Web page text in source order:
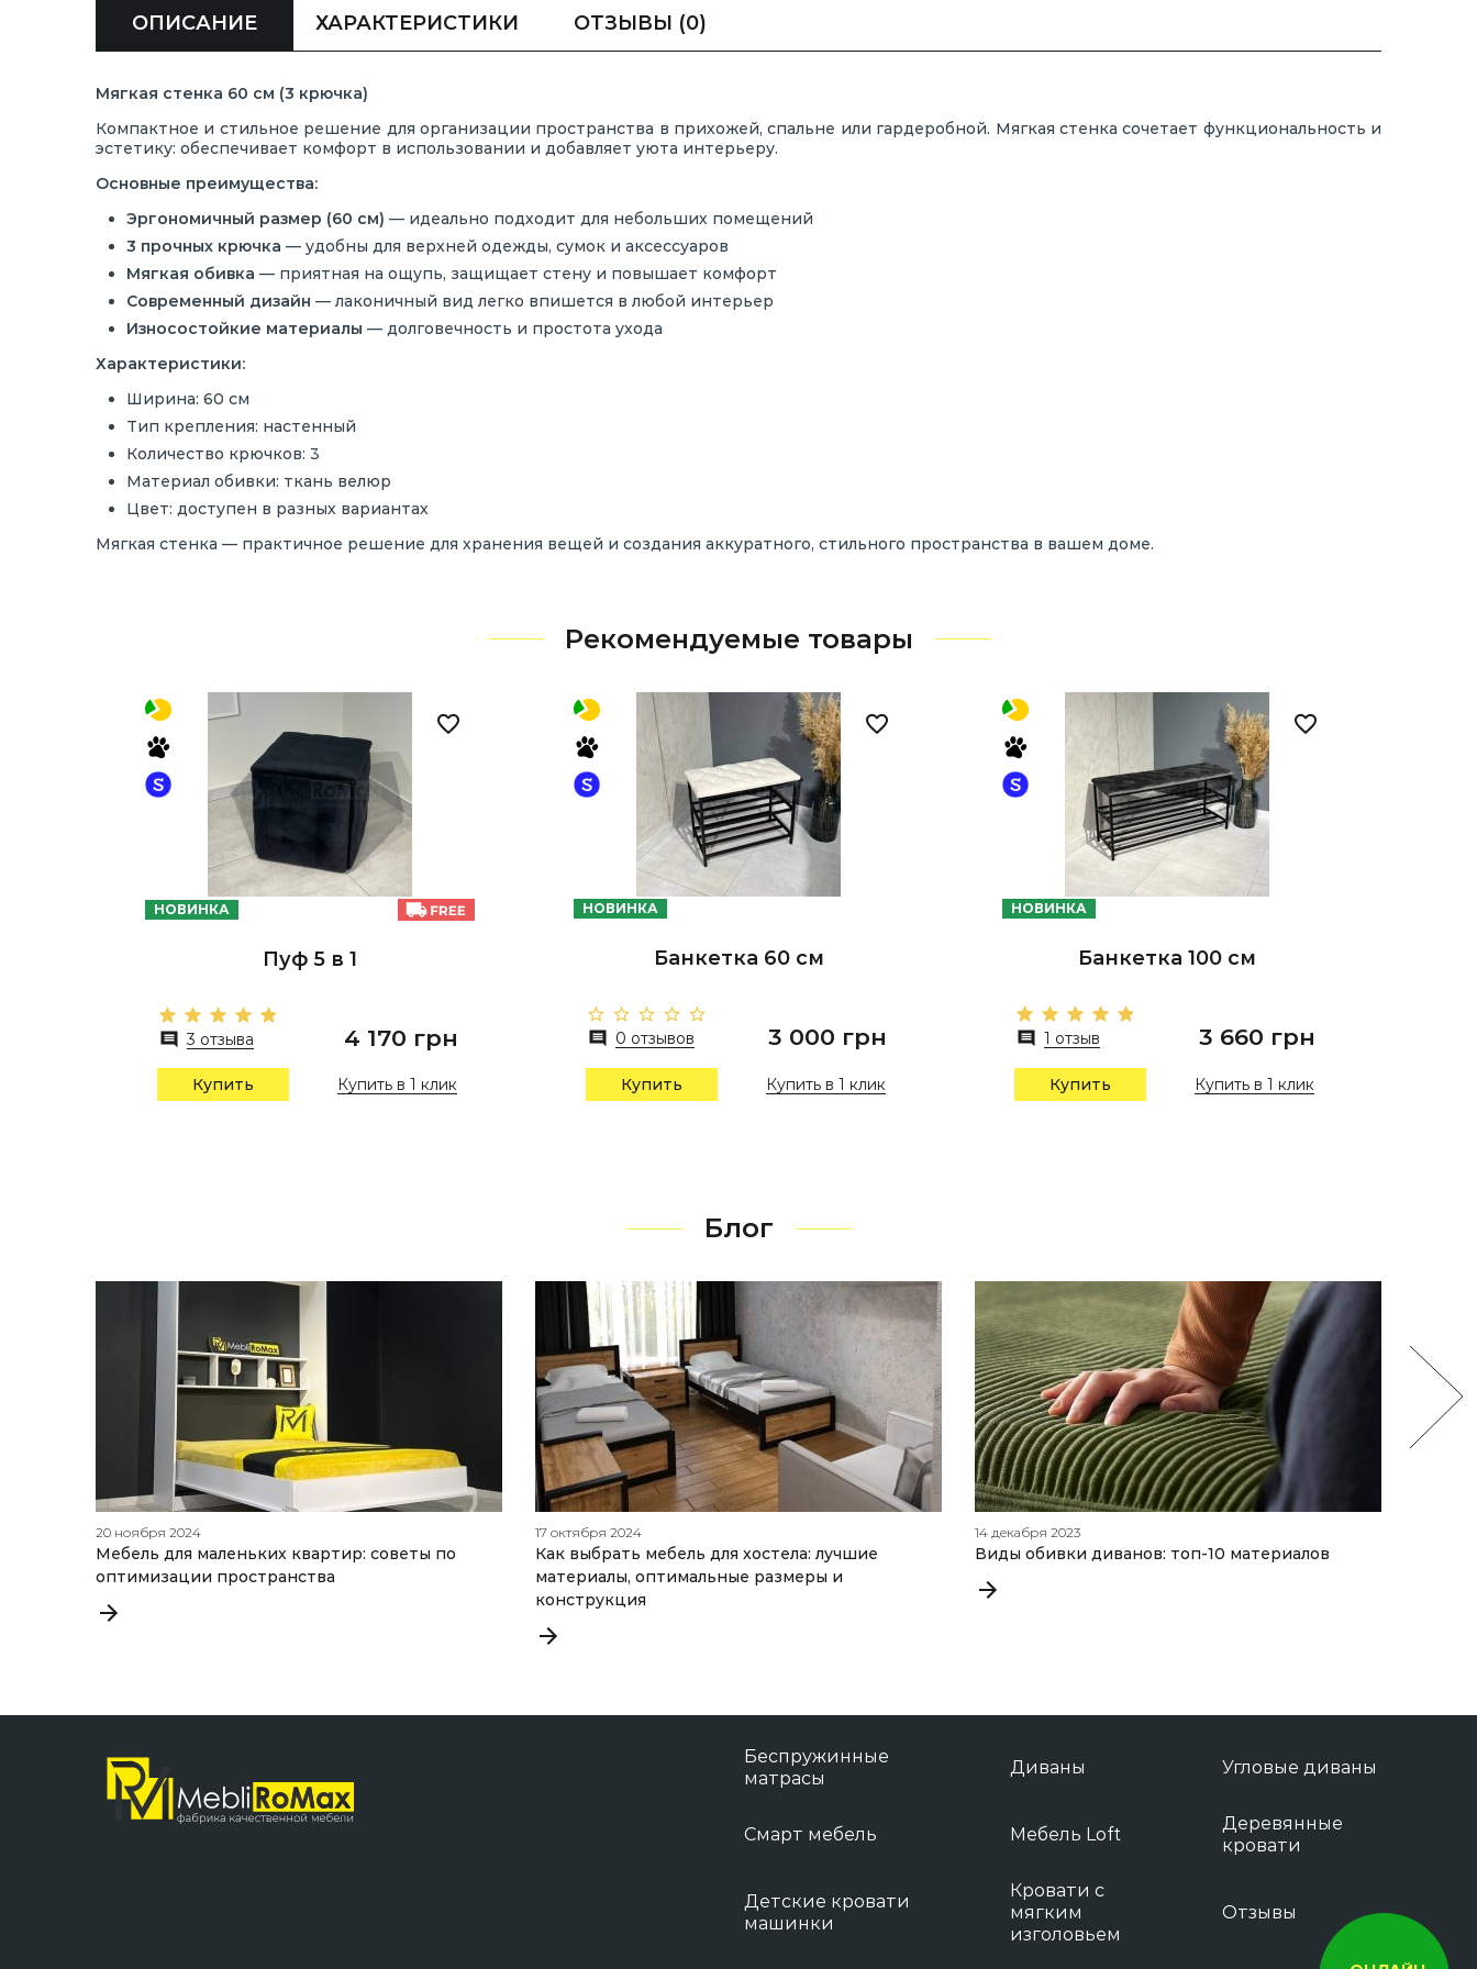
ОПИСАНИЕ ХАРАКТЕРИСТИКИ ОТЗЫВЫ (0)
Мягкая стенка 60 см (3 крючка)
Компактное и стильное решение для организации пространства в прихожей,спальне или гардеробной. Мягкая стенкасочетает функциональность и
эстетику: обеспечивает комфорт в использовании и добавляет уюта интерьеру.
Основные преимущества:
Эргономичный размер (60 см) — идеально подходит для небольших помещений
3 прочных крючка — удобны для верхней одежды, сумок и аксессуаров
Мягкая обивка — приятная на ощупь, защищает стену и повышает комфорт
Современный дизайн — лаконичный вид легко впишется в любой интерьер
Износостойкие материалы — долговечность и простота ухода
Характеристики:
Ширина: 60 см
Тип крепления: настенный
Количество крючков: 3
Материал обивки: ткань велюр
Цвет: доступен в разных вариантах
Мягкая стенка — практичное решение для хранения вещей и создания аккуратного, стильного пространства в вашем доме.
Рекомендуемые товары
НОВИНКА
Пуф 5 в 1
3 отзыва 4 170 грн
Купить Купить в 1 клик
НОВИНКА
Банкетка 60 см
0 отзывов 3 000 грн
Купить Купить в 1 клик
НОВИНКА
Банкетка 100 см
1 отзыв 3 660 грн
Купить Купить в 1 клик
Блог
20 ноября 2024
Мебель для маленьких квартир: советы по
оптимизации пространства
17 октября 2024
Как выбрать мебель для хостела: лучшие
материалы, оптимальные размеры и
конструкция
14 декабря 2023
Виды обивки диванов: топ-10 материалов
Беспружинные
матрасы
Диваны Угловые диваны
Смарт мебель Мебель Loft
Деревянные
кровати
Детские кровати
машинки
Кровати с
мягким
изголовьем
Отзывы